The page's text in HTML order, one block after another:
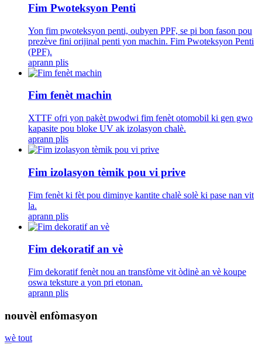
Fim Pwoteksyon Penti
Yon fim pwoteksyon penti, oubyen PPF, se pi bon fason pou
prezève fini orijinal penti yon machin. Fim Pwoteksyon Penti
(PPF).
aprann plis
Fim fenèt machin
XTTF ofri yon pakèt pwodwi fim fenèt otomobil ki gen gwo
kapasite pou bloke UV ak izolasyon chalè.
aprann plis
Fim izolasyon tèmik pou vi prive
Fim fenèt ki fèt pou diminye kantite chalè solè ki pase nan vit
la.
aprann plis
Fim dekoratif an vè
Fim dekoratif fenèt nou an transfòme vit òdinè an vè koupe
oswa teksture a yon pri etonan.
aprann plis
nouvèl enfòmasyon
wè tout